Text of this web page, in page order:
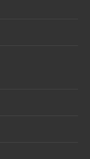
む縁起物─2026
ち」新作5アイテ